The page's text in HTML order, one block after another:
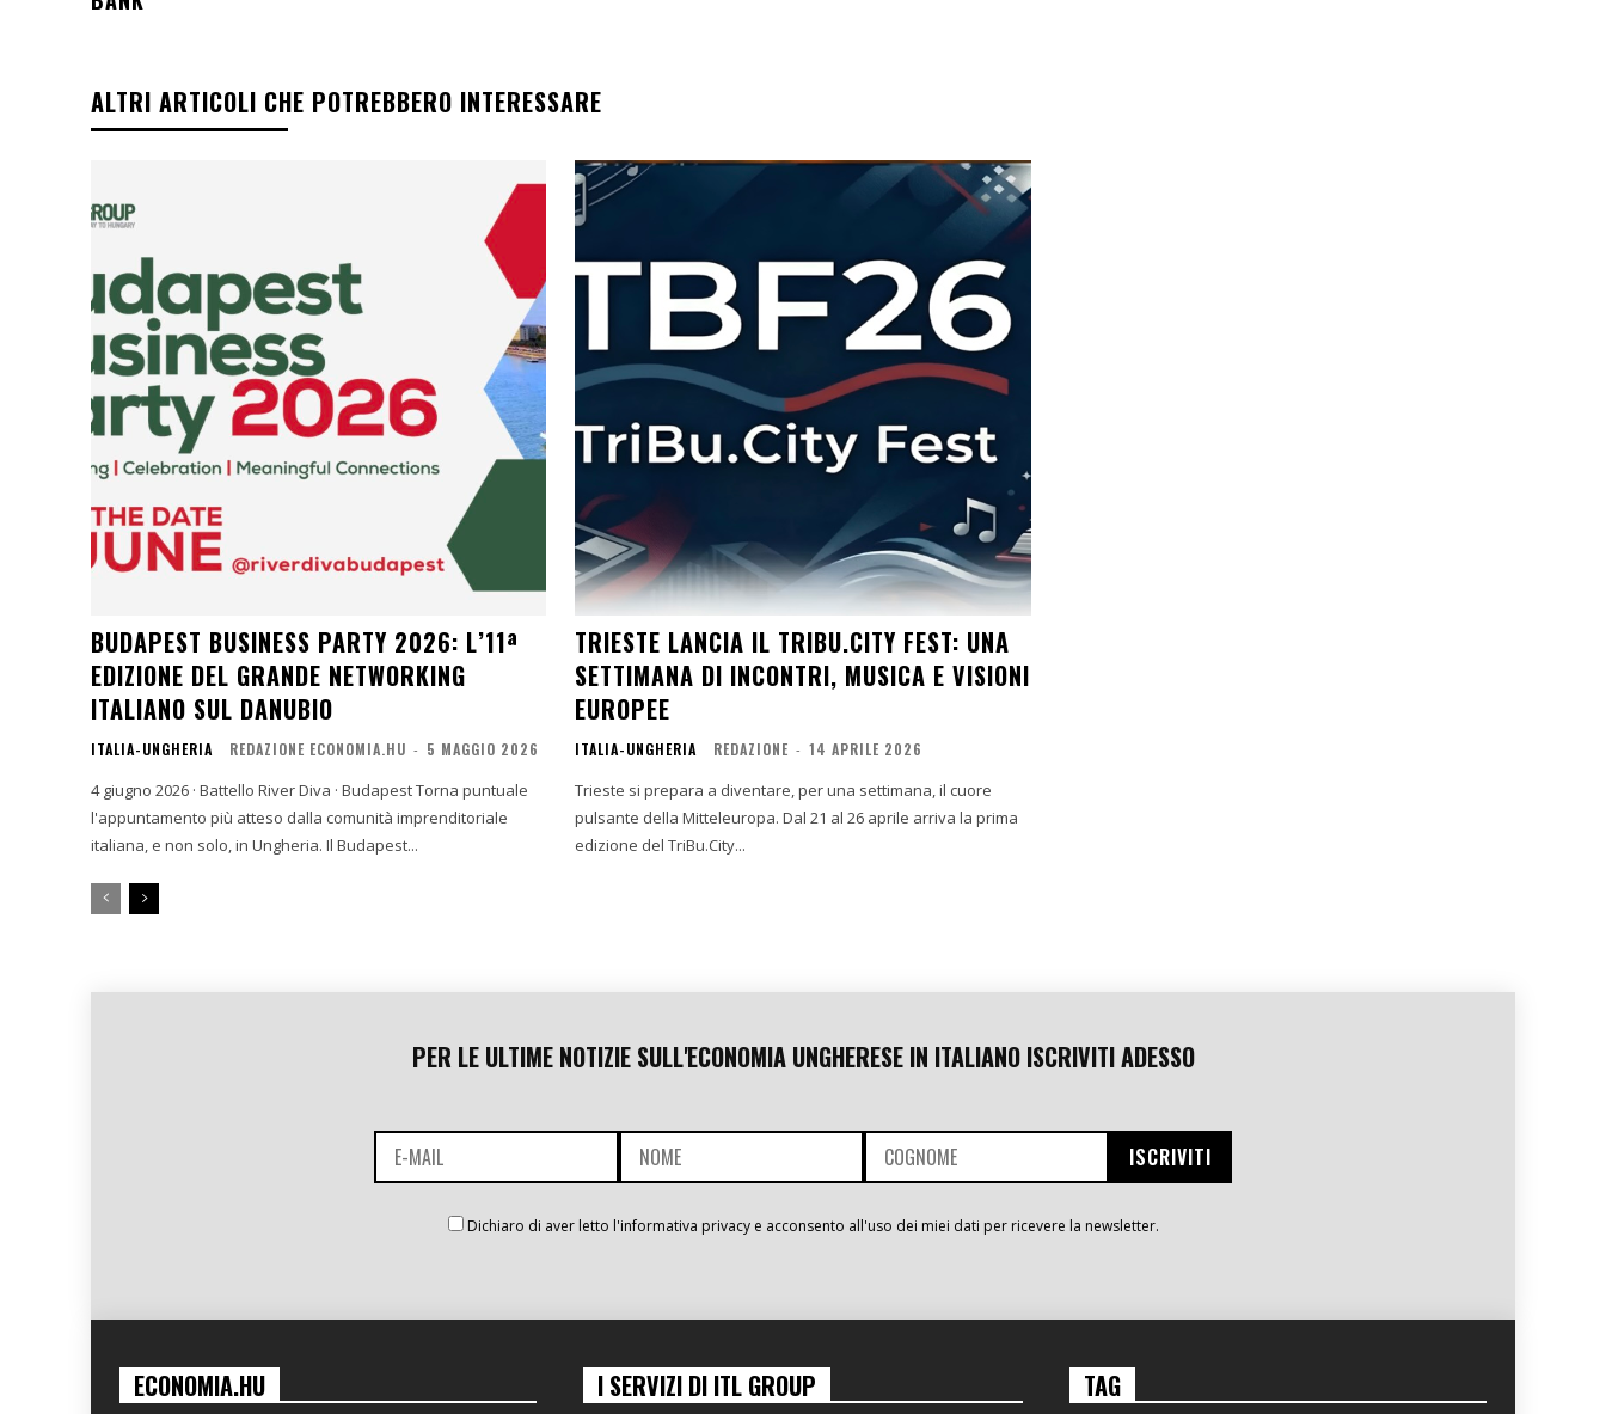
ALTRI ARTICOLI CHE POTREBBERO INTERESSARE
BUDAPEST BUSINESS PARTY 2026: L’11ª
EDIZIONE DEL GRANDE NETWORKING
ITALIANO SUL DANUBIO
ITALIA-UNGHERIA REDAZIONE ECONOMIA.HU - 5 MAGGIO 2026
4 giugno 2026 · Battello River Diva · Budapest Torna puntuale
l'appuntamento più atteso dalla comunità imprenditoriale
italiana, e non solo, in Ungheria. Il Budapest...
TRIESTE LANCIA IL TRIBU.CITY FEST: UNA
SETTIMANA DI INCONTRI, MUSICA E VISIONI
EUROPEE
ITALIA-UNGHERIA REDAZIONE - 14 APRILE 2026
Trieste si prepara a diventare, per una settimana, il cuore
pulsante della Mitteleuropa. Dal 21 al 26 aprile arriva la prima
edizione del TriBu.City...
PER LE ULTIME NOTIZIE SULL'ECONOMIA UNGHERESE IN ITALIANO ISCRIVITI ADESSO
Dichiaro di aver letto l'informativa privacy e acconsento all'uso dei miei dati per ricevere la newsletter.
ECONOMIA.HU I SERVIZI DI ITL GROUP TAG